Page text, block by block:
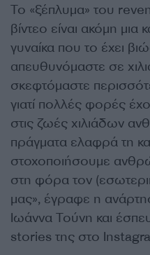
Το «ξέπλυμα» του
βίντεο είναι ακόμη
γυναίκα που το έχει
απευθυνόμαστε σε
σκεφτόμαστε
γιατί πολλές φορές
στις ζωές χιλιάδων
πράγματα ελαφρά τη
στοχοποιήσουμε
στη φόρα τον
μας», έγραφε η
Ιωάννα Τούνη και
stories της στο